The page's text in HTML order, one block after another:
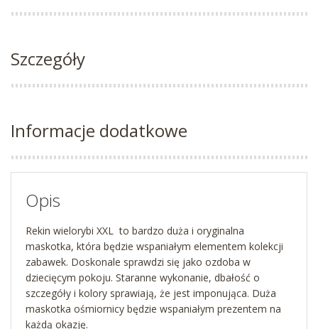
Szczegóły
Informacje dodatkowe
Opis
Rekin wielorybi XXL to bardzo duża i oryginalna
maskotka, która będzie wspaniałym elementem kolekcji
zabawek. Doskonale sprawdzi się jako ozdoba w
dziecięcym pokoju. Staranne wykonanie, dbałość o
szczegóły i kolory sprawiają, że jest imponująca. Duża
maskotka ośmiornicy będzie wspaniałym prezentem na
każdą okazję.